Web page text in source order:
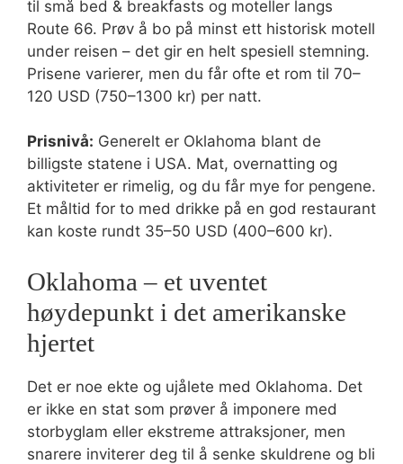
til små bed & breakfasts og moteller langs
Route 66. Prøv å bo på minst ett historisk motell
under reisen – det gir en helt spesiell stemning.
Prisene varierer, men du får ofte et rom til 70–
120 USD (750–1300 kr) per natt.
Prisnivå: Generelt er Oklahoma blant de
billigste statene i USA. Mat, overnatting og
aktiviteter er rimelig, og du får mye for pengene.
Et måltid for to med drikke på en god restaurant
kan koste rundt 35–50 USD (400–600 kr).
Oklahoma – et uventet
høydepunkt i det amerikanske
hjertet
Det er noe ekte og ujålete med Oklahoma. Det
er ikke en stat som prøver å imponere med
storbyglam eller ekstreme attraksjoner, men
snarere inviterer deg til å senke skuldrene og bli